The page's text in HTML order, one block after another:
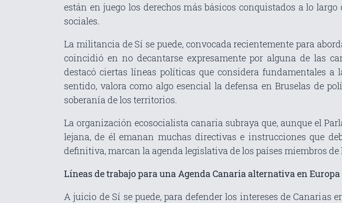
están en juego los derechos más básicos conquistados a lo
sociales.
La militancia de Sí se puede, convocada recientemente para
coincidió en no decantarse expresamente por alguna de las
destacó ciertas líneas políticas que considera fundamentales
sentido, valora como algo esencial la defensa en Bruselas de
soberanía de los territorios.
La organización ecosocialista canaria subraya que, aunque el
lejana, de él emanan muchas directivas e instrucciones que
definitiva, marcan la agenda legislativa de los países miembros de
Líneas de trabajo para una Agenda Canaria alternativa en Europa
A juicio de Sí se puede, para defender los intereses de Canarias